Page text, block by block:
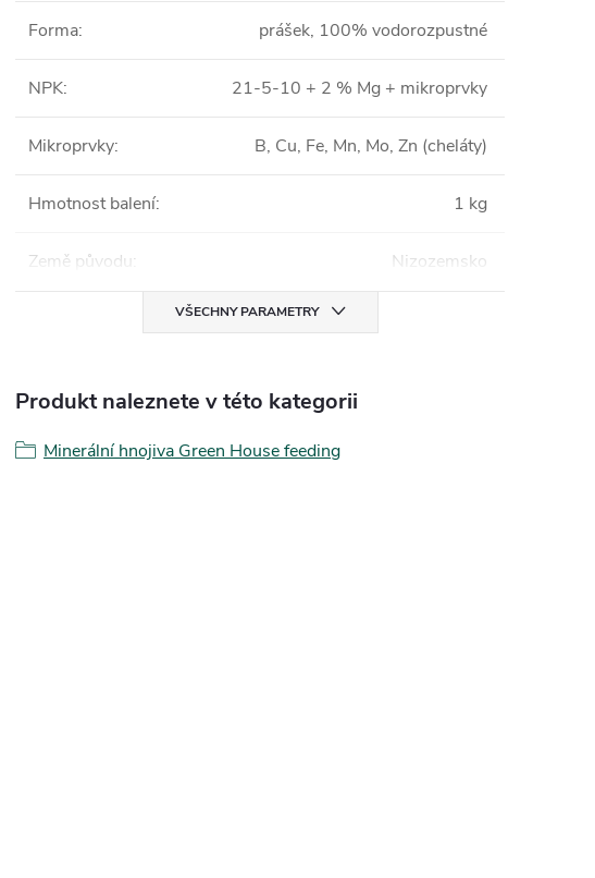
Forma: prášek, 100% vodorozpustné
NPK: 21-5-10 + 2 % Mg + mikroprvky
Mikroprvky: B, Cu, Fe, Mn, Mo, Zn (cheláty)
Hmotnost balení: 1 kg
Země původu : Nizozemsko
VŠECHNY PARAMETRY
Produkt naleznete v této kategorii
Minerální hnojiva Green House feeding